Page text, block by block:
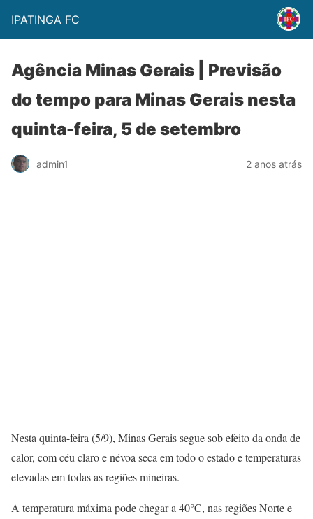
IPATINGA FC
Agência Minas Gerais | Previsão
do tempo para Minas Gerais nesta
quinta-feira, 5 de setembro
admin1 2 anos atrás
Nesta quinta-feira (5/9), Minas Gerais segue sob efeito da onda de
calor, com céu claro e névoa seca em todo o estado e temperaturas
elevadas em todas as regiões mineiras.
A temperatura máxima pode chegar a 40°C, nas regiões Norte e